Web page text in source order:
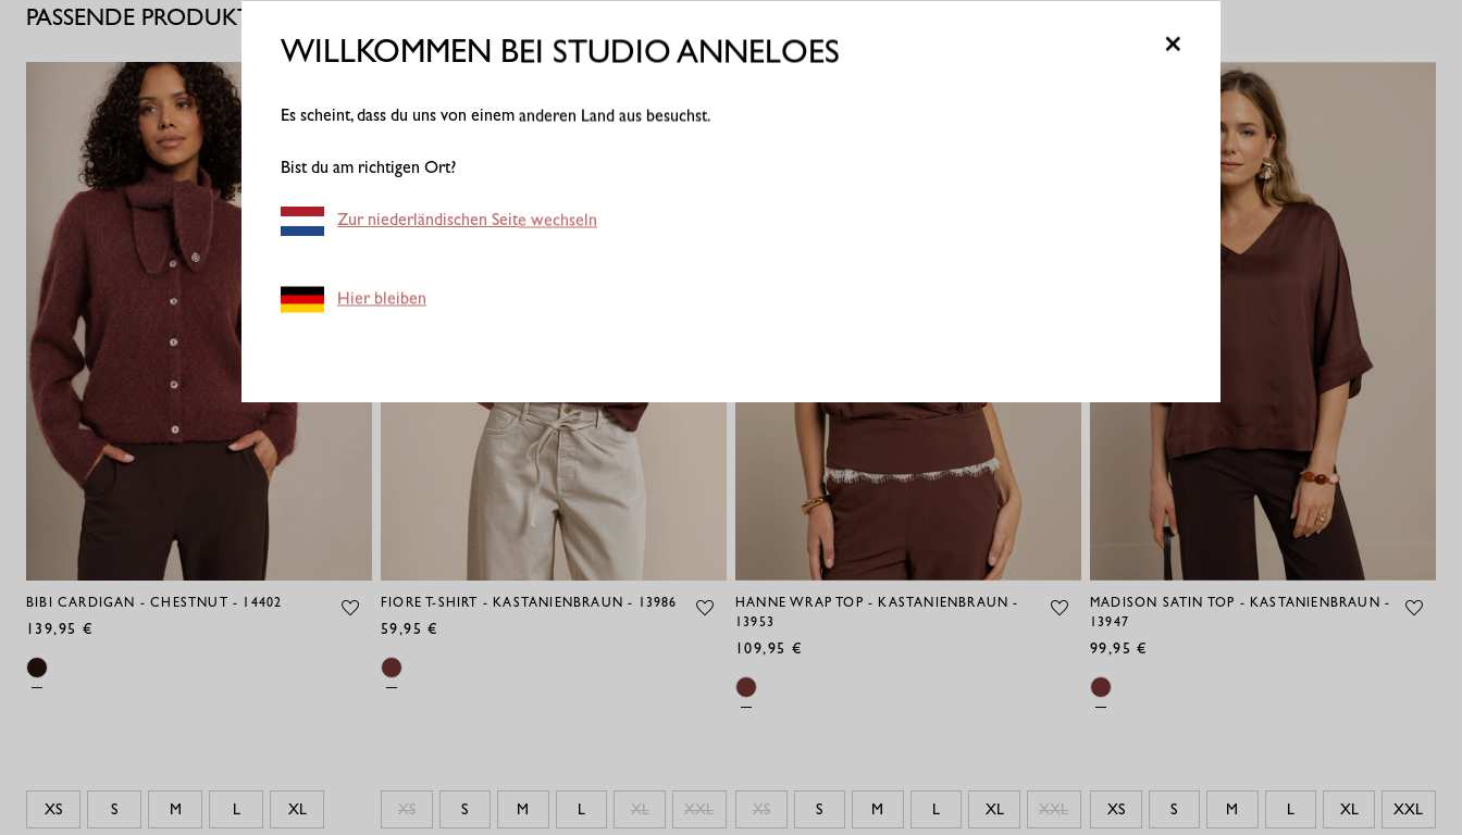
PASSENDE PRODUKTE
BIBI CARDIGAN - CHESTNUT - 14402
139,95 €
XS S M L XL
FIORE T-SHIRT - KASTANIENBRAUN - 13986
59,95 €
XS S M L XL XXL
HANNE WRAP TOP - KASTANIENBRAUN -
13953
109,95 €
XS S M L XL XXL
MADISON SATIN TOP - KASTANIENBRAUN -
13947
99,95 €
XS S M L XL XXL
WILLKOMMEN BEI STUDIO ANNELOES ×
Es scheint, dass du uns von einem anderen Land aus besuchst.
Bist du am richtigen Ort?
Zur niederländischen Seite wechseln
Hier bleiben